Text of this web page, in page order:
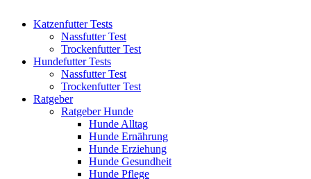
Katzenfutter Tests
Nassfutter Test
Trockenfutter Test
Hundefutter Tests
Nassfutter Test
Trockenfutter Test
Ratgeber
Ratgeber Hunde
Hunde Alltag
Hunde Ernährung
Hunde Erziehung
Hunde Gesundheit
Hunde Pflege